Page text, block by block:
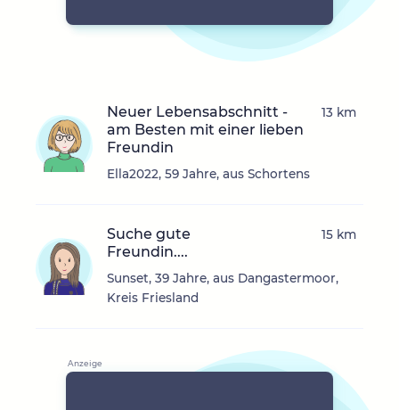
Neuer Lebensabschnitt -
am Besten mit einer lieben
Freundin
Ella2022, 59 Jahre, aus Schortens
13 km
Suche gute
Freundin....
Sunset, 39 Jahre, aus Dangastermoor,
Kreis Friesland
15 km